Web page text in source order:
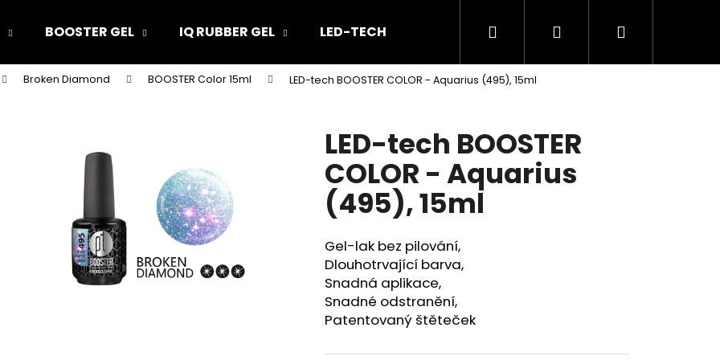
BOOSTER GEL IQ RUBBER GEL LED-TECH GEL BAREVNÉ GELY AKRYL A AKRYGEL
Hledat PřihlášeníNákupní
Broken Diamond BOOSTER Color 15ml LED-tech BOOSTER COLOR - Aquarius (495), 15ml
LED-tech BOOSTER
COLOR - Aquarius
(495), 15ml
Gel-lak bez pilování,
Dlouhotrvající barva,
Snadná aplikace,
Snadné odstranění,
Patentovaný štěteček
Co potřebujete najít?
Doporučujeme